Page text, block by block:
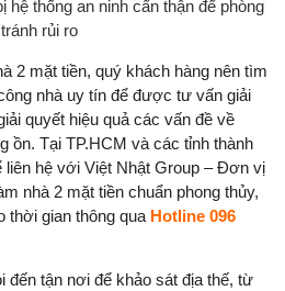
hệ thống an ninh cẩn thận để phòng
tránh rủi ro
2 mặt tiền, quý khách hàng nên tìm
nhà uy tín để được tư vấn giải
quyết hiệu quả các vấn đề về
ồn. Tại TP.HCM và các tỉnh thành
liên hệ với Việt Nhật Group – Đơn vị
nhà 2 mặt tiền chuẩn phong thủy,
thời gian thông qua Hotline 096
đến tận nơi để khảo sát địa thế, từ